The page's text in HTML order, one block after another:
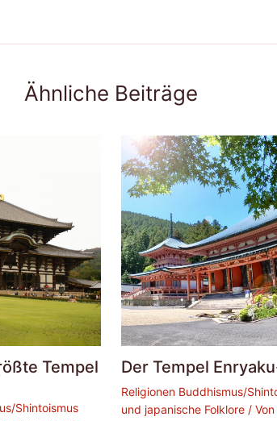
Ähnliche Beiträge
Tempel
Shintoismus
Der Tempel
Religionen Buddhismus/
und japanische Folklore/ Von